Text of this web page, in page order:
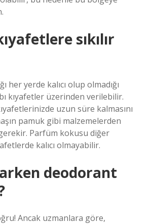
sıkılır
her yerde kalıcı olup olmadığı
kıyafetler üzerinden verilebilir.
uzun süre kalmasını
pamuk gibi malzemelerden
gerekir. Parfüm kokusu diğer
kalıcı olmayabilir.
deodorant
Ancak uzmanlara göre,